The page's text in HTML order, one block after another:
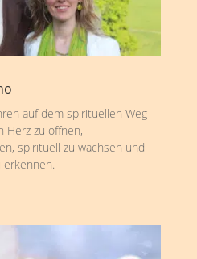
auf dem spirituellen Weg
Herz zu öffnen,
spirituell zu wachsen und
erkennen.